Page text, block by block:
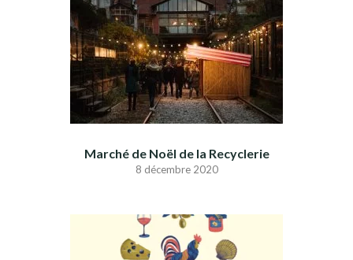
Marché de Noël de la Recyclerie
8 décembre 2020